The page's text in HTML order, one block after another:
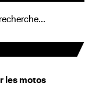
les motos